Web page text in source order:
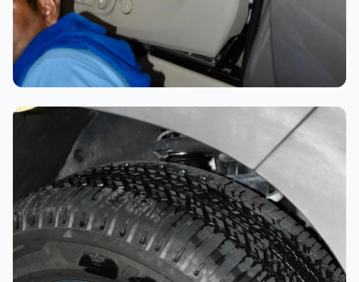
تلميع احترافي